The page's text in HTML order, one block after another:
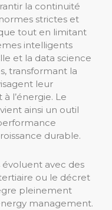
la continuité
strictes et
tout en limitant
intelligents
et la data science
transformant la
leur
l’énergie. Le
ainsi un outil
durable.
avec des
ou le décret
pleinement
management.